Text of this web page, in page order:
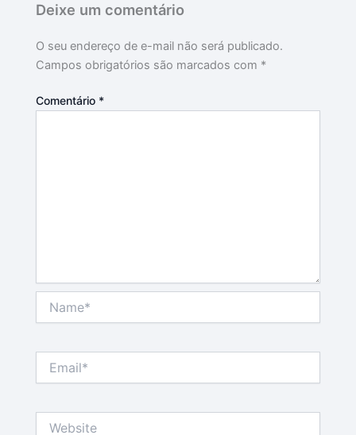
Deixe um comentário
O seu endereço de e-mail não será publicado.
Campos obrigatórios são marcados com *
Comentário *